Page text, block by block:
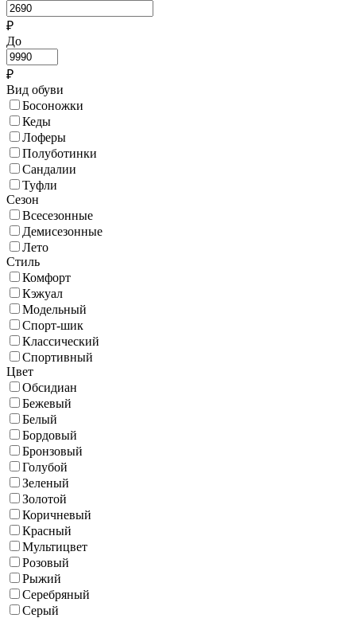
₽
До
₽
Вид обуви
Босоножки
Кеды
Лоферы
Полуботинки
Сандалии
Туфли
Сезон
Всесезонные
Демисезонные
Лето
Стиль
Комфорт
Кэжуал
Модельный
Спорт-шик
Классический
Спортивный
Цвет
Обсидиан
Бежевый
Белый
Бордовый
Бронзовый
Голубой
Зеленый
Золотой
Коричневый
Красный
Мультицвет
Розовый
Рыжий
Серебряный
Серый